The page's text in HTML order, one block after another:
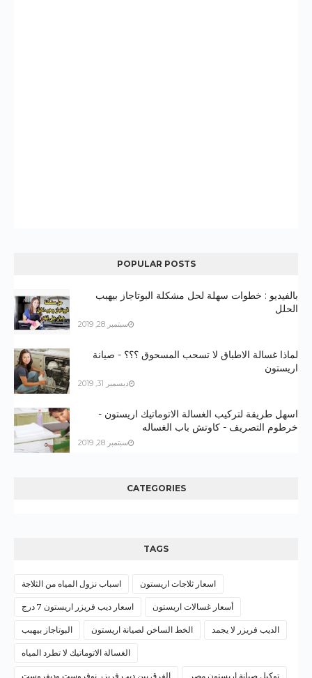
POPULAR POSTS
بالفيديو : خطوات سهلة لحل مشكلة البوتاجاز بيهبب
الحلل
سبتمبر 28, 2019
لماذا غسالة الاطباق لا تسحب المسحوق ؟؟؟ - صيانة
اريستون
ديسمبر 31, 2019
اسهل طريقة لتركيب الغسالة الاتوماتيك اريستون -
خرطوم التصريف - كاوتش باب الغساله
سبتمبر 28, 2019
CATEGORIES
TAGS
اسباب نزول المياه من الثلاجة اسعار ثلاجات اريستون
اسعار ديب فريزر اريستون 7 درج أسعار غسالات اريستون
البوتاجاز بيهبب الخط الساخن لصيانة اريستون الديب فريزر لا يجمد
الغسالة الاتوماتيك لا تطرد المياه
الفرق بين ديب فريزر نوفروست وديفروست توكيل صيانة اريستون مصر